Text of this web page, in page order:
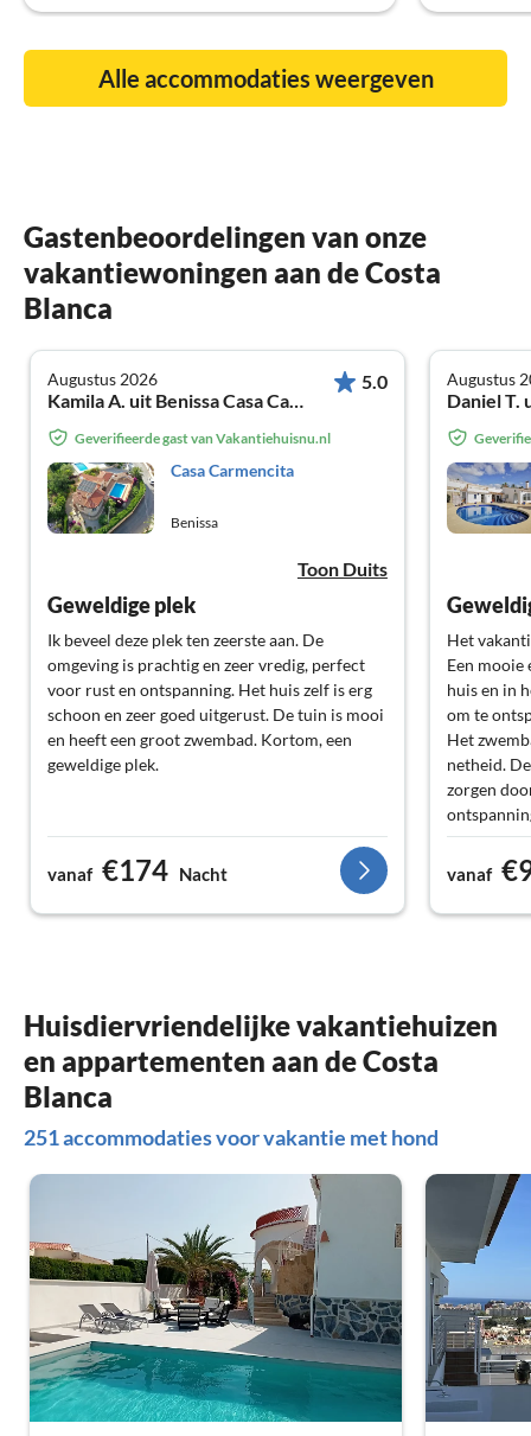
Alle accommodaties weergeven
Gastenbeoordelingen van onze
vakantiewoningen aan de Costa
Blanca
Augustus 2026
Kamila A. uit Benissa Casa Carmencita
5.0
Geverifieerde gast van Vakantiehuisnu.nl
Casa Carmencita
Benissa
Toon Duits
Geweldige plek
Ik beveel deze plek ten zeerste aan. De
omgeving is prachtig en zeer vredig, perfect
voor rust en ontspanning. Het huis zelf is erg
schoon en zeer goed uitgerust. De tuin is mooi
en heeft een groot zwembad. Kortom, een
geweldige plek.
vanaf €174 Nacht
Augustus
Daniel T.
Het
Een
huis en in
om te
Het
netheid.
zorgen
naar
eigenaren
vanaf
Huisdiervriendelijke vakantiehuizen
en appartementen aan de Costa
Blanca
251 accommodaties voor vakantie met hond